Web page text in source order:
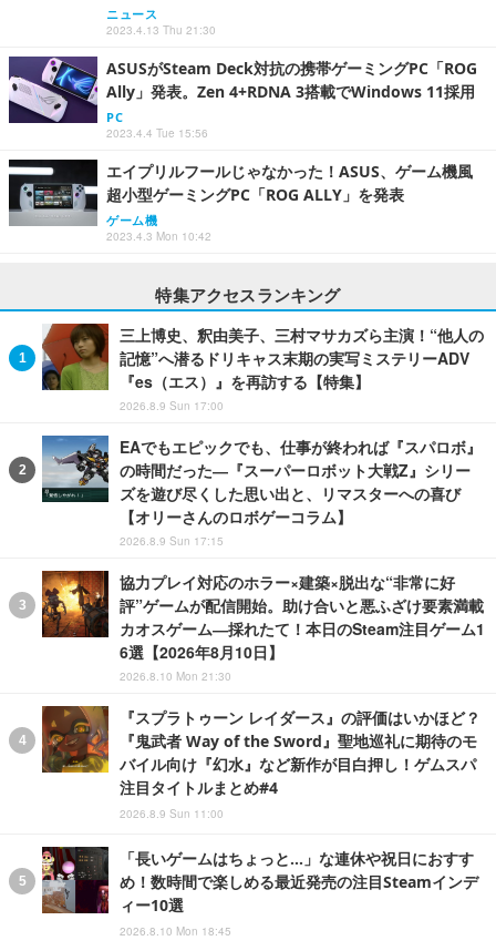
ニュース
2023.4.13 Thu 21:30
ASUSがSteam Deck対抗の携帯ゲーミングPC「ROG
Ally」発表。Zen 4+RDNA 3搭載でWindows 11採用
PC
2023.4.4 Tue 15:56
エイプリルフールじゃなかった！ASUS、ゲーム機風
超小型ゲーミングPC「ROG ALLY」を発表
ゲーム機
2023.4.3 Mon 10:42
特集アクセスランキング
三上博史、釈由美子、三村マサカズら主演！“他人の
記憶”へ潜るドリキャス末期の実写ミステリーADV
『es（エス）』を再訪する【特集】
2026.8.9 Sun 17:00
EAでもエピックでも、仕事が終われば『スパロボ』
の時間だった―『スーパーロボット大戦Z』シリー
ズを遊び尽くした思い出と、リマスターへの喜び
【オリーさんのロボゲーコラム】
2026.8.9 Sun 17:15
協力プレイ対応のホラー×建築×脱出な“非常に好
評”ゲームが配信開始。助け合いと悪ふざけ要素満載
カオスゲーム―採れたて！本日のSteam注目ゲーム1
6選【2026年8月10日】
2026.8.10 Mon 21:30
『スプラトゥーン レイダース』の評価はいかほど？
『鬼武者 Way of the Sword』聖地巡礼に期待のモ
バイル向け『幻水』など新作が目白押し！ゲムスパ
注目タイトルまとめ#4
2026.8.9 Sun 11:00
「長いゲームはちょっと…」な連休や祝日におすす
め！数時間で楽しめる最近発売の注目Steamインデ
ィー10選
2026.8.10 Mon 18:45